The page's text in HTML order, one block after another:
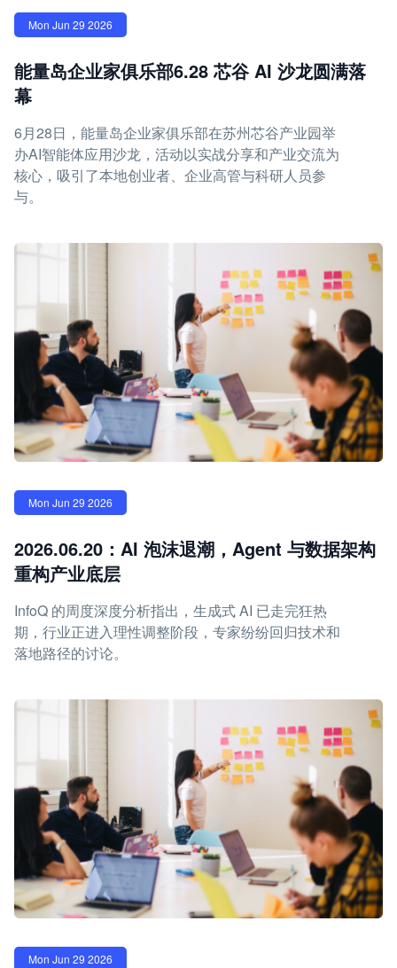
Mon Jun 29 2026
能量岛企业家俱乐部6.28 芯谷 AI 沙龙圆满落
幕
6月28日，能量岛企业家俱乐部在苏州芯谷产业园举
办AI智能体应用沙龙，活动以实战分享和产业交流为
核心，吸引了本地创业者、企业高管与科研人员参
与。
Mon Jun 29 2026
2026.06.20：AI 泡沫退潮，Agent 与数据架构
重构产业底层
InfoQ 的周度深度分析指出，生成式 AI 已走完狂热
期，行业正进入理性调整阶段，专家纷纷回归技术和
落地路径的讨论。
Mon Jun 29 2026